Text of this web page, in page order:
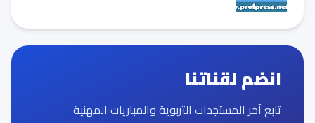
انضم لقناتنا
تابع آخر المستجدات التربوية والمباريات المهنية